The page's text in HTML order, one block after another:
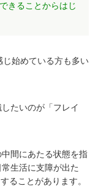
きることからはじ
始めている方も多い
たいのが「フレイ
間にあたる状態を指
生活に支障が出た
ることがあります。